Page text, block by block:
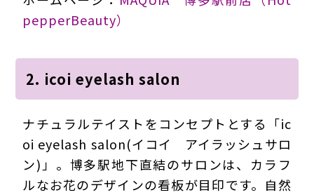
pepperBeauty）
2. icoi eyelash salon
ナチュラルテイストをコンセプトとする「ic
oi eyelash salon(イコイ アイラッシュサロ
ン)」。博多駅地下直結のサロンは、カラフ
ルなお花のデザインの看板が目印です。自然